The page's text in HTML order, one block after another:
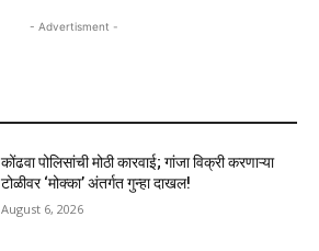
- Advertisment -
कोंढवा पोलिसांची मोठी कारवाई; गांजा विक्री करणाऱ्या
टोळीवर ‘मोक्का’ अंतर्गत गुन्हा दाखल!
August 6, 2026